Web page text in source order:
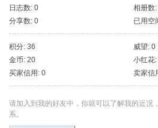
日志数: 0
相册数
分享数: 0
已用空
积分: 36
威望: 0
金币: 20
小红花
买家信用: 0
卖家信
请加入到我的好友中，你就可以了解我的近况
系。